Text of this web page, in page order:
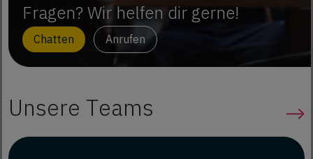
Fragen? Wir helfen dir gerne!
Chatten Anrufen
Unsere Teams